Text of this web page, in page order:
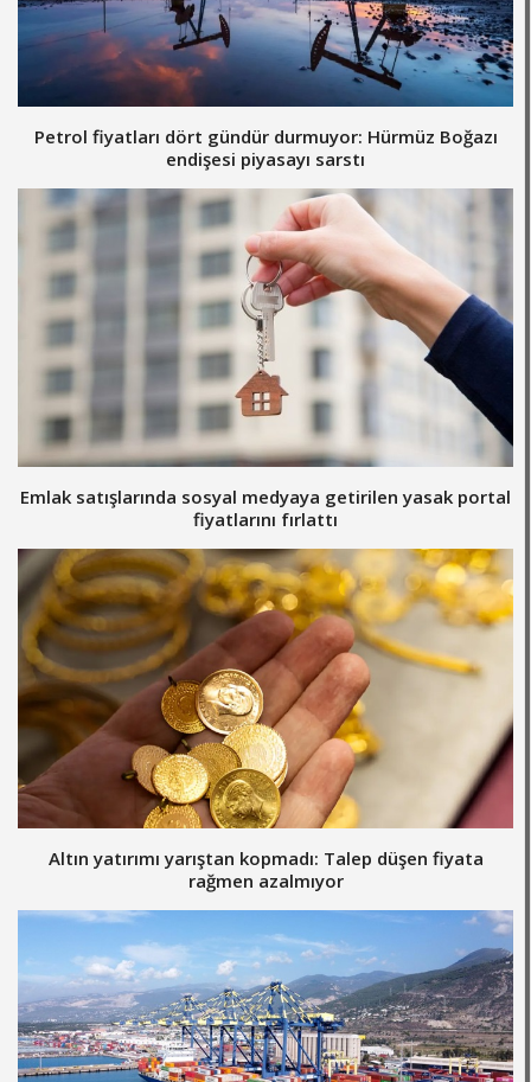
Petrol fiyatları dört gündür durmuyor: Hürmüz Boğazı
endişesi piyasayı sarstı
Emlak satışlarında sosyal medyaya getirilen yasak portal
fiyatlarını fırlattı
Altın yatırımı yarıştan kopmadı: Talep düşen fiyata
rağmen azalmıyor